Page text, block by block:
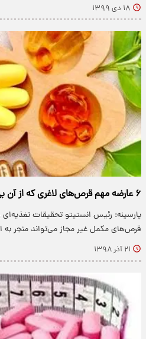
۱۸ دی ۱۳۹۹
۶ عارضه مهم قرص‌های لاغری که از آن بی‌خبر هستید
پارسینه: رئیس انستیتو تحقیقات
قرص‌های مکمل غیر مجاز می‌تواند منجر
۲۱ آذر ۱۳۹۸